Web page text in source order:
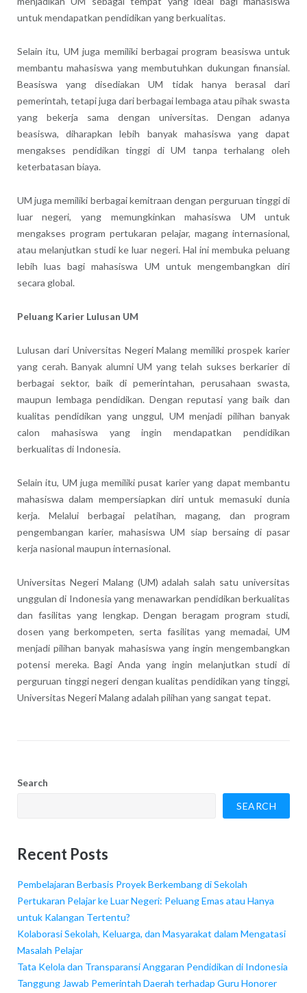
untuk mendapatkan pendidikan yang berkualitas.
Selain itu, UM juga memiliki berbagai program beasiswa untuk
membantu mahasiswa yang membutuhkan dukungan finansial.
Beasiswa yang disediakan UM tidak hanya berasal dari
pemerintah, tetapi juga dari berbagai lembaga atau pihak swasta
yang bekerja sama dengan universitas. Dengan adanya
beasiswa, diharapkan lebih banyak mahasiswa yang dapat
mengakses pendidikan tinggi di UM tanpa terhalang oleh
keterbatasan biaya.
UM juga memiliki berbagai kemitraan dengan perguruan tinggi di
luar negeri, yang memungkinkan mahasiswa UM untuk
mengakses program pertukaran pelajar, magang internasional,
atau melanjutkan studi ke luar negeri. Hal ini membuka peluang
lebih luas bagi mahasiswa UM untuk mengembangkan diri
secara global.
Peluang Karier Lulusan UM
Lulusan dari Universitas Negeri Malang memiliki prospek karier
yang cerah. Banyak alumni UM yang telah sukses berkarier di
berbagai sektor, baik di pemerintahan, perusahaan swasta,
maupun lembaga pendidikan. Dengan reputasi yang baik dan
kualitas pendidikan yang unggul, UM menjadi pilihan banyak
calon mahasiswa yang ingin mendapatkan pendidikan
berkualitas di Indonesia.
Selain itu, UM juga memiliki pusat karier yang dapat membantu
mahasiswa dalam mempersiapkan diri untuk memasuki dunia
kerja. Melalui berbagai pelatihan, magang, dan program
pengembangan karier, mahasiswa UM siap bersaing di pasar
kerja nasional maupun internasional.
Universitas Negeri Malang (UM) adalah salah satu universitas
unggulan di Indonesia yang menawarkan pendidikan berkualitas
dan fasilitas yang lengkap. Dengan beragam program studi,
dosen yang berkompeten, serta fasilitas yang memadai, UM
menjadi pilihan banyak mahasiswa yang ingin mengembangkan
potensi mereka. Bagi Anda yang ingin melanjutkan studi di
perguruan tinggi negeri dengan kualitas pendidikan yang tinggi,
Universitas Negeri Malang adalah pilihan yang sangat tepat.
Search
SEARCH
Recent Posts
Pembelajaran Berbasis Proyek Berkembang di Sekolah
Pertukaran Pelajar ke Luar Negeri: Peluang Emas atau Hanya
untuk Kalangan Tertentu?
Kolaborasi Sekolah, Keluarga, dan Masyarakat dalam Mengatasi
Masalah Pelajar
Tata Kelola dan Transparansi Anggaran Pendidikan di Indonesia
Tanggung Jawab Pemerintah Daerah terhadap Guru Honorer